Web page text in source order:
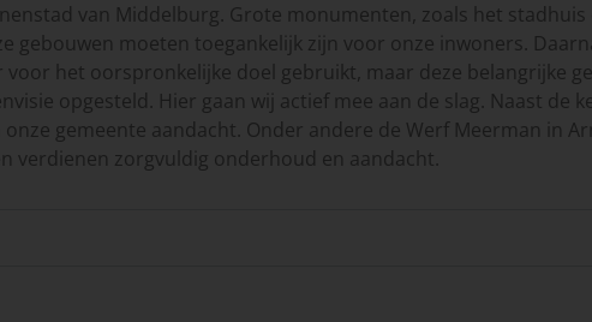
van Middelburg. Grote monumenten, zoals het stadhuis
gebouwen moeten toegankelijk zijn voor onze inwoners.
het oorspronkelijke doel gebruikt, maar deze belangrijke
opgesteld. Hier gaan wij actief mee aan de slag. Naast de
gemeente aandacht. Onder andere de Werf Meerman in
verdienen zorgvuldig onderhoud en aandacht.